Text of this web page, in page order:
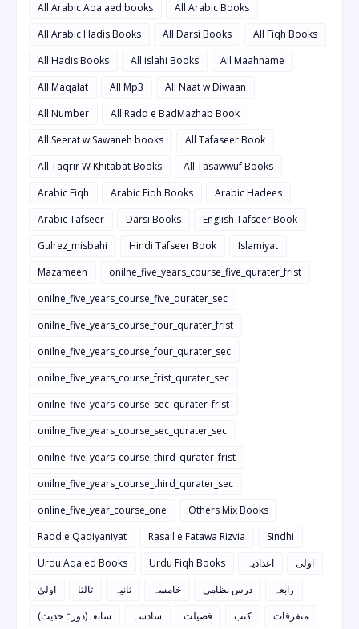
All Arabic Aqa'aed books
All Arabic Books
All Arabic Hadis Books
All Darsi Books
All Fiqh Books
All Hadis Books
All islahi Books
All Maahname
All Maqalat
All Mp3
All Naat w Diwaan
All Number
All Radd e BadMazhab Book
All Seerat w Sawaneh books
All Tafaseer Book
All Taqrir W Khitabat Books
All Tasawwuf Books
Arabic Fiqh
Arabic Fiqh Books
Arabic Hadees
Arabic Tafseer
Darsi Books
English Tafseer Book
Gulrez_misbahi
Hindi Tafseer Book
Islamiyat
Mazameen
onilne_five_years_course_five_qurater_frist
onilne_five_years_course_five_qurater_sec
onilne_five_years_course_four_qurater_frist
onilne_five_years_course_four_qurater_sec
onilne_five_years_course_frist_qurater_sec
onilne_five_years_course_sec_qurater_frist
onilne_five_years_course_sec_qurater_sec
onilne_five_years_course_third_qurater_frist
onilne_five_years_course_third_qurater_sec
online_five_year_course_one
Others Mix Books
Radd e Qadiyaniyat
Rasail e Fatawa Rizvia
Sindhi
Urdu Aqa'ed Books
Urdu Fiqh Books اعدادیہ
اولی
اولیٰ
ثالثا ثانیہ خامسہ درس نظامی
رابعہ
سابعہ(دورہٌ حدیث)
سادسہ فضیلت کتب متفرقات